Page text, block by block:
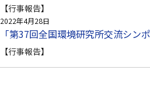
【行事報告】
2022年4月28日
「第37回全国環境研究所交流シン
【行事報告】